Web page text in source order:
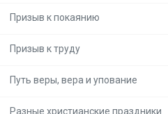
Призыв к покаянию
Призыв к труду
Путь веры, вера и упование
Разные христианские праздники